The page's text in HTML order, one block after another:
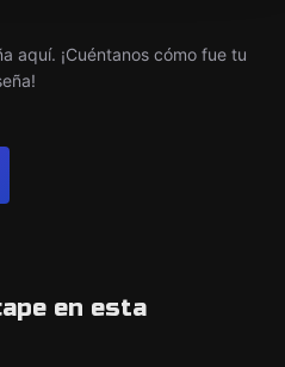
aquí. ¡Cuéntanos cómo fue tu
en esta